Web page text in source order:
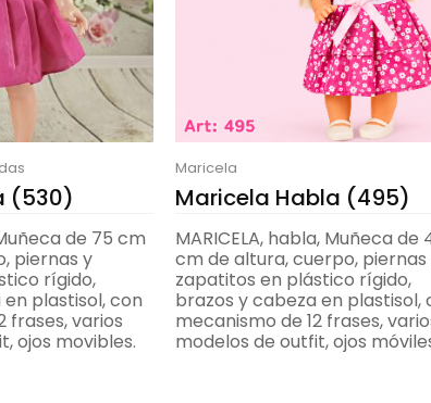
(530)
de 75 cm
piernas y
rígido,
plastisol, con
frases, varios
ojos movibles.
Maricela
Maricela Habla (495)
MARICELA, habla, Muñeca de
cm de altura, cuerpo, piernas
zapatitos en plástico rígido,
brazos y cabeza en plastisol,
mecanismo de 12 frases,
modelos de outfit, ojos